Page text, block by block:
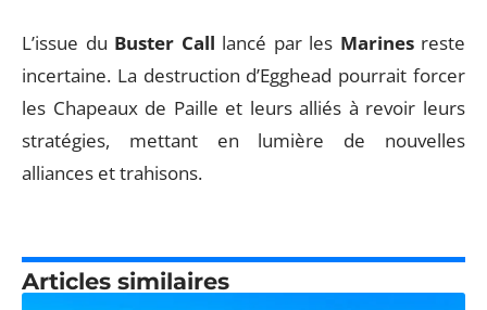
L’issue du Buster Call lancé par les Marinesreste
incertaine. La destruction d’Egghead pourrait forcer
les Chapeaux de Paille et leurs alliés à revoir leurs
stratégies, mettant en lumière de nouvelles
alliances et trahisons.
Articles similaires